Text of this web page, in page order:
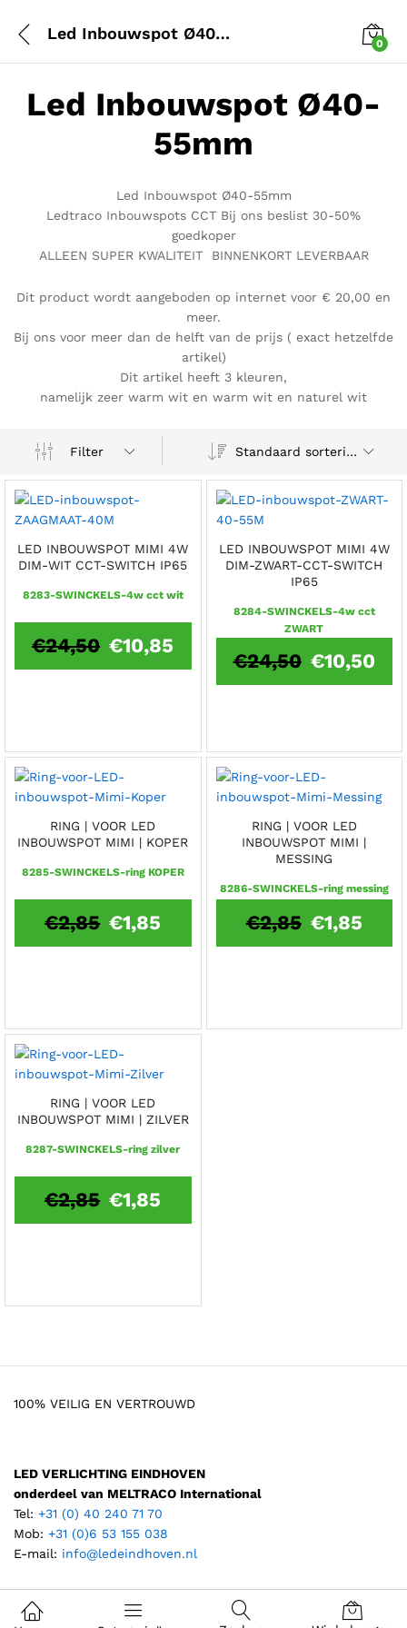
Led Inbouwspot Ø40-55mm
0
Led Inbouwspot Ø40-
55mm
Led Inbouwspot Ø40-55mm
Ledtraco Inbouwspots CCT Bij ons beslist 30-50%
goedkoper
ALLEEN SUPER KWALITEIT BINNENKORT LEVERBAAR
Dit product wordt aangeboden op internet voor € 20,00 en
meer.
Bij ons voor meer dan de helft van de prijs ( exact hetzelfde
artikel)
Dit artikel heeft 3 kleuren,
namelijk zeer warm wit en warm wit en naturel wit
Filter Standaard sortering
LED INBOUWSPOT MIMI 4W
DIM-WIT CCT-SWITCH IP65
8283-SWINCKELS-4w cct wit
€10,85
€24,50
LED INBOUWSPOT MIMI 4W
DIM-ZWART-CCT-SWITCH
IP65
8284-SWINCKELS-4w cct
ZWART
€10,50
€24,50
RING | VOOR LED
INBOUWSPOT MIMI | KOPER
8285-SWINCKELS-ring KOPER
€1,85
€2,85
RING | VOOR LED
INBOUWSPOT MIMI |
MESSING
8286-SWINCKELS-ring messing
€1,85
€2,85
RING | VOOR LED
INBOUWSPOT MIMI | ZILVER
8287-SWINCKELS-ring zilver
€1,85
€2,85
LED VERLICHTING EINDHOVEN
onderdeel van MELTRACO International
Tel: +31 (0) 40 240 71 70
Mob: +31 (0)6 53 155 038
E-mail: info@ledeindhoven.nl
100% VEILIG EN VERTROUWD